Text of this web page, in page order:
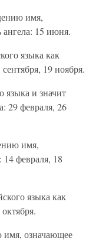
имя,
15 июня.
языка как
19 ноября.
и значит
29 февраля, 26
имя,
февраля, 18
языка как
означающее